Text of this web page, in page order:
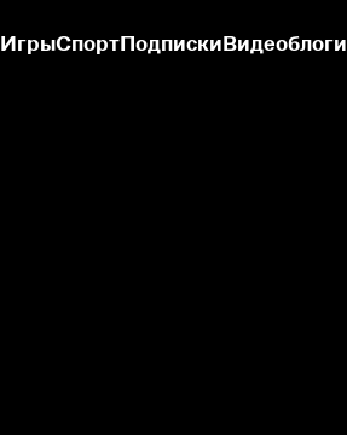
ИгрыСпортПодпискиВидеоблоги